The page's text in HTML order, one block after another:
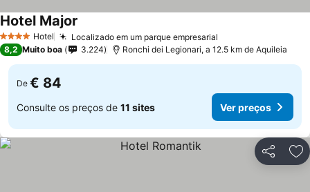
4 EstrelasHotel Localizado em um parque empresarial
Hotel Major
8,2 Muito boa 3.224 Ronchi dei Legionari, a 12.5 km de Aquileia
De € 84
Consulte os preços de 11 sites Ver preços
Partilhar